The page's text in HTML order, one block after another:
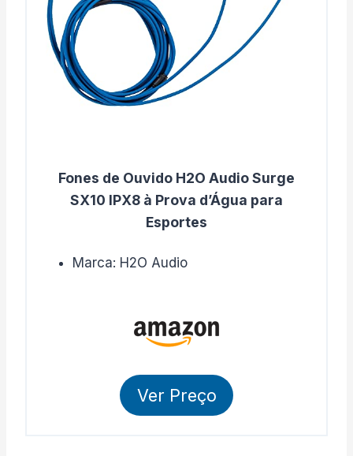
Fones de Ouvido H2O Audio Surge
SX10 IPX8 à Prova d’Água para
Esportes
Marca: H2O Audio
Ver Preço